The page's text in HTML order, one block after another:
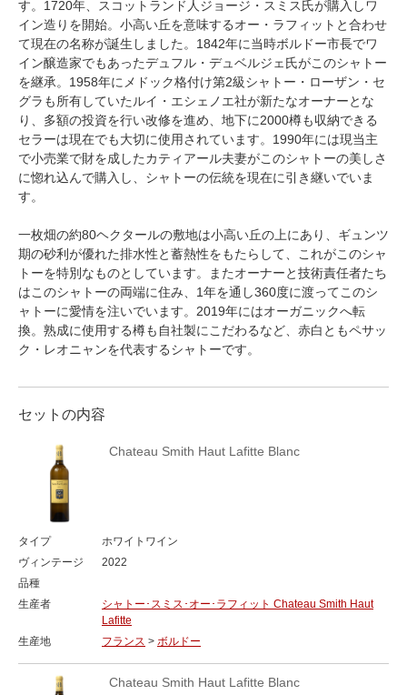
す。1720年、スコットランド人ジョージ・スミス氏が購入しワ
イン造りを開始。小高い丘を意味するオー・ラフィットと合わせ
て現在の名称が誕生しました。1842年に当時ボルドー市長でワ
イン醸造家でもあったデュフル・デュベルジェ氏がこのシャトー
を継承。1958年にメドック格付け第2級シャトー・ローザン・セ
グラも所有していたルイ・エシェノエ社が新たなオーナーとな
り、多額の投資を行い改修を進め、地下に2000樽も収納できる
セラーは現在でも大切に使用されています。1990年には現当主
で小売業で財を成したカティアール夫妻がこのシャトーの美しさ
に惚れ込んで購入し、シャトーの伝統を現在に引き継いでいま
す。
一枚畑の約80ヘクタールの敷地は小高い丘の上にあり、ギュンツ
期の砂利が優れた排水性と蓄熱性をもたらして、これがこのシャ
トーを特別なものとしています。またオーナーと技術責任者たち
はこのシャトーの両端に住み、1年を通し360度に渡ってこのシ
ャトーに愛情を注いでいます。2019年にはオーガニックへ転
換。熟成に使用する樽も自社製にこだわるなど、赤白ともペサッ
ク・レオニャンを代表するシャトーです。
セットの内容
Chateau Smith Haut Lafitte Blanc
タイプ
ホワイトワイン
ヴィンテージ
2022
品種
生産者
シャトー･スミス･オー･ラフィット Chateau Smith Haut
Lafitte
生産地
フランス > ボルドー
Chateau Smith Haut Lafitte Blanc